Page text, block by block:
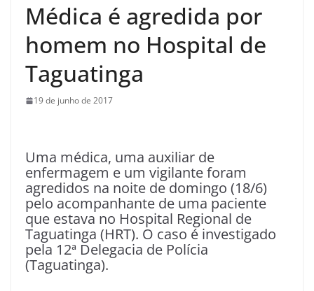
Médica é agredida por
homem no Hospital de
Taguatinga
19 de junho de 2017
Uma médica, uma auxiliar de
enfermagem e um vigilante foram
agredidos na noite de domingo (18/6)
pelo acompanhante de uma paciente
que estava no Hospital Regional de
Taguatinga (HRT). O caso é investigado
pela 12ª Delegacia de Polícia
(Taguatinga).